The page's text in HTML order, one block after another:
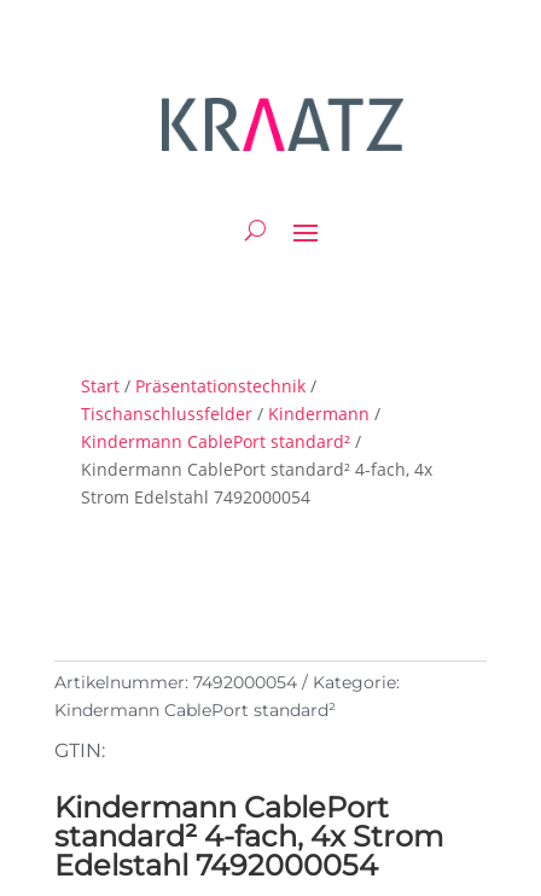
Start / Präsentationstechnik /
Tischanschlussfelder / Kindermann /
Kindermann CablePort standard² /
Kindermann CablePort standard² 4-fach, 4x
Strom Edelstahl 7492000054
Artikelnummer: 7492000054
Kategorie:
Kindermann CablePort standard²
GTIN:
Kindermann CablePort
standard² 4-fach, 4x Strom
Edelstahl 7492000054